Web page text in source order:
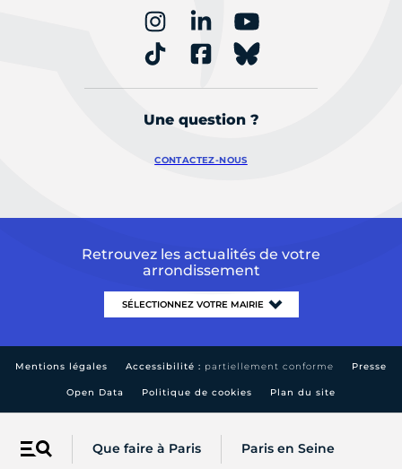
Menu Que faire à Paris Paris en Seine
Une question ?
CONTACTEZ-NOUS
Retrouvez les actualités de votre
arrondissement
Mentions légales Accessibilité : partiellement conforme Presse
Open Data Politique de cookies Plan du site